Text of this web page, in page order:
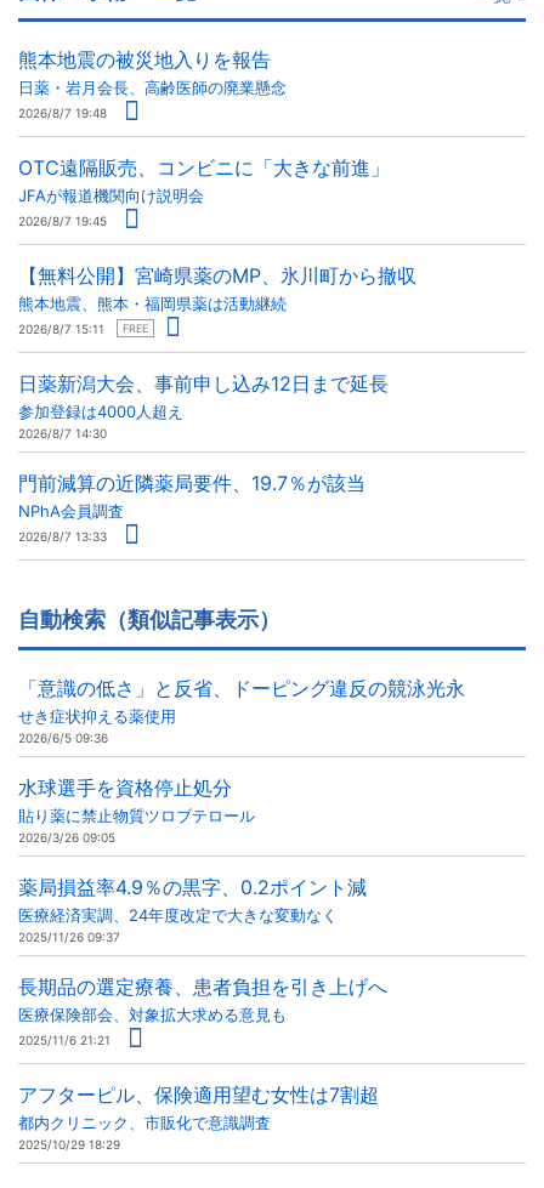
熊本地震の被災地入りを報告
日薬・岩月会長、高齢医師の廃業懸念
2026/8/7 19:48
OTC遠隔販売、コンビニに「大きな前進」
JFAが報道機関向け説明会
2026/8/7 19:45
【無料公開】宮崎県薬のMP、氷川町から撤収
熊本地震、熊本・福岡県薬は活動継続
2026/8/7 15:11 FREE
日薬新潟大会、事前申し込み12日まで延長
参加登録は4000人超え
2026/8/7 14:30
門前減算の近隣薬局要件、19.7％が該当
NPhA会員調査
2026/8/7 13:33
自動検索（類似記事表示）
「意識の低さ」と反省、ドーピング違反の競泳光永
せき症状抑える薬使用
2026/6/5 09:36
水球選手を資格停止処分
貼り薬に禁止物質ツロブテロール
2026/3/26 09:05
薬局損益率4.9％の黒字、0.2ポイント減
医療経済実調、24年度改定で大きな変動なく
2025/11/26 09:37
長期品の選定療養、患者負担を引き上げへ
医療保険部会、対象拡大求める意見も
2025/11/6 21:21
アフターピル、保険適用望む女性は7割超
都内クリニック、市販化で意識調査
2025/10/29 18:29